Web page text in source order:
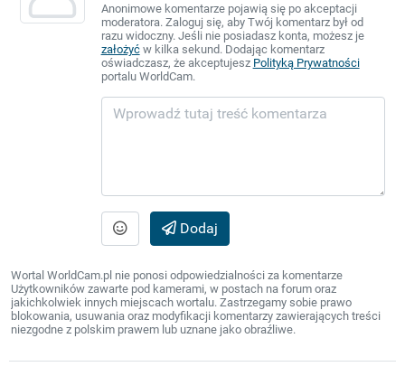
Anonimowe komentarze pojawią się po akceptacji
moderatora. Zaloguj się, aby Twój komentarz był od
razu widoczny. Jeśli nie posiadasz konta, możesz je
założyćw kilka sekund. Dodając komentarz
oświadczasz, że akceptujesz Polityką Prywatności
portalu WorldCam.
Dodaj
Wortal WorldCam.pl nie ponosi odpowiedzialności za komentarze
Użytkowników zawarte pod kamerami, w postach na forum oraz
jakichkolwiek innych miejscach wortalu. Zastrzegamy sobie prawo
blokowania, usuwania oraz modyfikacji komentarzy zawierających treści
niezgodne z polskim prawem lub uznane jako obraźliwe.